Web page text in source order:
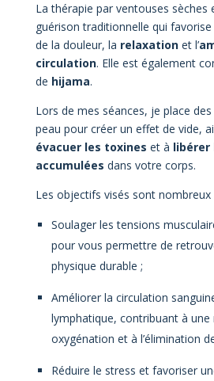
La thérapie par ventouses sèches
guérison traditionnelle qui favorise
de la douleur, la relaxationet l’
circulation. Elle est également
de hijama.
Lors de mes séances, je place
peau pour créer un effet de vide,
évacuer les toxines et à libérer
accumulées dans votre corps.
Les objectifs visés sont nombreux
Soulager les tensions
pour vous permettre de
physique durable ;
Améliorer la circulation
lymphatique, contribuant à une
oxygénation et à l’élimination
Réduire le stress et favoriser